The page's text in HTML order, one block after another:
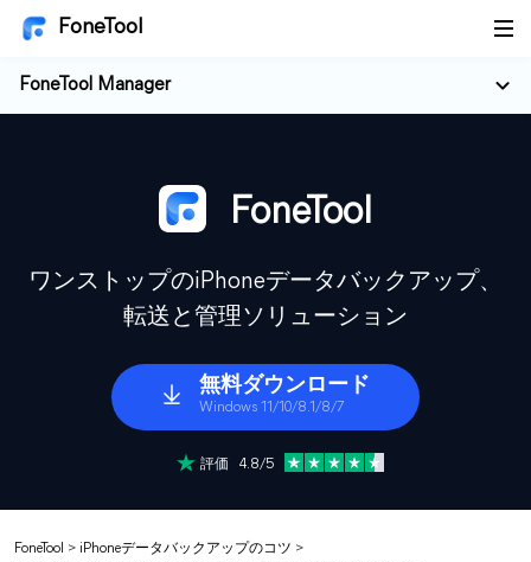
FoneTool
FoneTool Manager
FoneTool
ワンストップのiPhoneデータバックアップ、
転送と管理ソリューション
無料ダウンロード
Windows 11/10/8.1/8/7
評価 4.8/5
FoneTool > iPhoneデータバックアップのコツ >